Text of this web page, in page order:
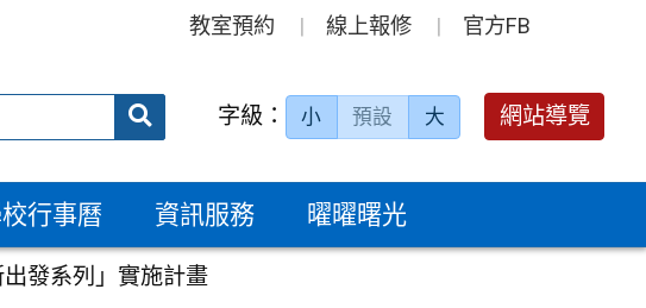
教室預約 線上報修 官方FB
送出 字級： 小 預設 大 網站導覽
行事曆 資訊服務 曜曜曙光
發系列」實施計畫